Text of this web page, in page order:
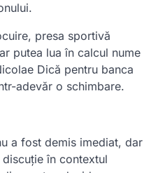
presa sportivă
putea lua în calcul nume
Dică pentru banca
adevăr o schimbare.
a fost demis imediat, dar
în contextul